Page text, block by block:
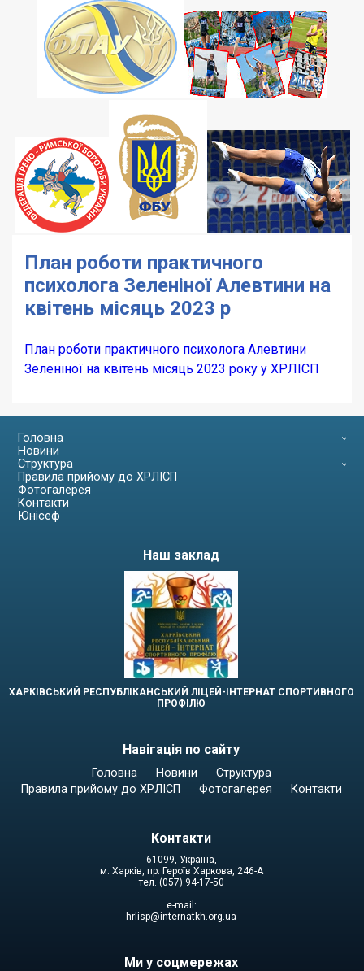
План роботи практичного
психолога Зеленіної Алевтини на
квітень місяць 2023 р
План роботи практичного психолога Алевтини
Зеленіної на квітень місяць 2023 року у ХРЛІСП
Головна
Новини
Структура
Правила прийому до ХРЛІСП
Фотогалерея
Контакти
Юнісеф
Наш заклад
ХАРКІВСЬКИЙ РЕСПУБЛІКАНСЬКИЙ ЛІЦЕЙ-ІНТЕРНАТ СПОРТИВНОГО
ПРОФІЛЮ
Навігація по сайту
Головна Новини
Структура
Правила прийому до ХРЛІСП
Фотогалерея Контакти
Контакти
61099, Україна,
м. Харків, пр. Героїв Харкова, 246-А
тел. (057) 94-17-50
e-mail:
hrlisp@internatkh.org.ua
Ми у соцмережах